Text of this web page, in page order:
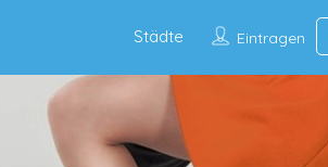
Eintragen
Städte